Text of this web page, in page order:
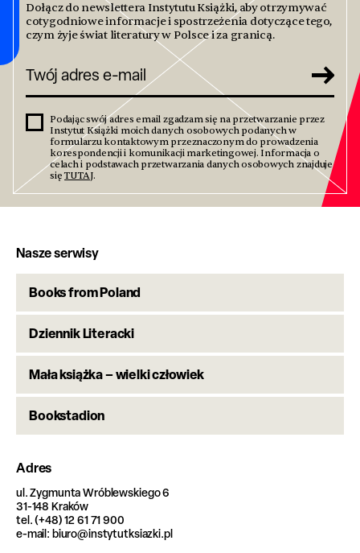
Dołącz do newslettera Instytutu Książki, aby otrzymywać
cotygodniowe informacje i spostrzeżenia dotyczące tego,
czym żyje świat literatury w Polsce i za granicą.
Podając swój adres email zgadzam się na przetwarzanie przez
Instytut Książki moich danych osobowych podanych w
formularzu kontaktowym przeznaczonym do prowadzenia
korespondencji i komunikacji marketingowej. Informacja o
celach i podstawach przetwarzania danych osobowych znajduje
sięTUTAJ.
Nasze serwisy
Books from Poland
Dziennik Literacki
Mała książka – wielki człowiek
Bookstadion
Adres
ul. Zygmunta Wróblewskiego 6
31-148 Kraków
tel. (+48) 12 61 71 900
e-mail: biuro@instytutksiazki.pl